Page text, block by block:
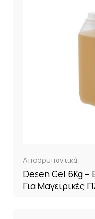
Απορρυπαντικά
Desen Gel 6Kg –
Για Μαγειρικές